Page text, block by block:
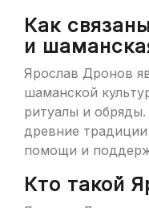
Как
и
Ярослав Дронов
шаманской
ритуалы и
древние традиции
помощи и
Кто такой